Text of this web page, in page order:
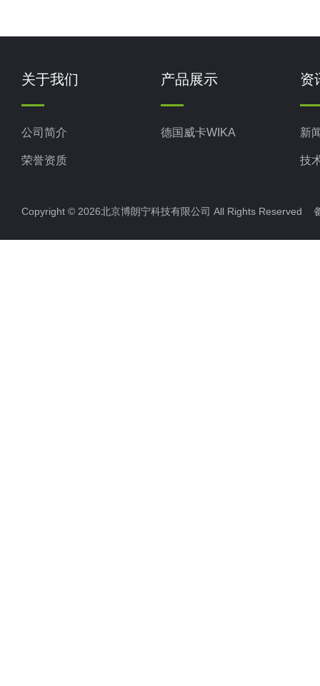
关于我们
公司简介
荣誉资质
产品展示
德国威卡WIKA
资
新
技
Copyright © 2026北京博朗宁科技有限公司 All Rights Reserved